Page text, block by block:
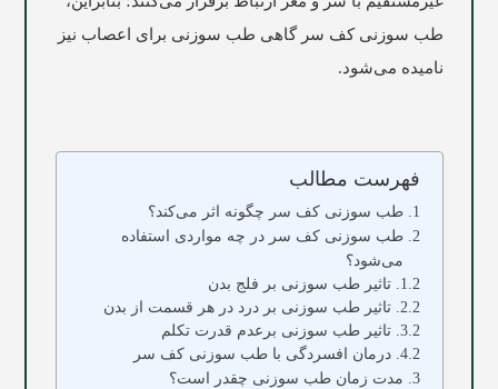
طب سوزنی کف سر گاهی طب سوزنی برای اعصاب نیز
نامیده می‌شود.
فهرست مطالب
طب سوزنی کف سر چگونه اثر می‌کند؟
طب سوزنی کف سر در چه مواردی استفاده
می‌شود؟
تاثیر طب سوزنی بر فلج بدن
تاثیر طب سوزنی بر درد در هر قسمت از بدن
تاثیر طب سوزنی برعدم قدرت تکلم
درمان افسردگی با طب سوزنی کف سر
مدت زمان طب سوزنی چقدر است؟